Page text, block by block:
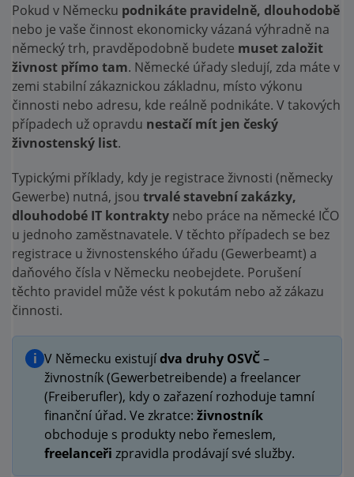
Pokud v Německu podnikáte pravidelně, dlouhodobě
nebo je vaše činnost ekonomicky vázaná výhradně na
německý trh, pravděpodobně budete muset založit
živnost přímo tam. Německé úřady sledují, zda máte v
zemi stabilní zákaznickou základnu, místo výkonu
činnosti nebo adresu, kde reálně podnikáte. V takových
případech už opravdu nestačí mít jen český
živnostenský list.
Typickými příklady, kdy je registrace živnosti (německy
Gewerbe) nutná, jsou trvalé stavební zakázky,
dlouhodobé IT kontrakty nebo práce na německé IČO
u jednoho zaměstnavatele. V těchto případech se bez
registrace u živnostenského úřadu (Gewerbeamt) a
daňového čísla v Německu neobejdete. Porušení
těchto pravidel může vést k pokutám nebo až zákazu
činnosti.
i V Německu existujídva druhy OSVČ–
živnostník (Gewerbetreibende) a freelancer
(Freiberufler), kdy o zařazení rozhoduje tamní
finanční úřad. Ve zkratce: živnostník
obchoduje s produkty nebo řemeslem,
freelanceři zpravidla prodávají své služby.